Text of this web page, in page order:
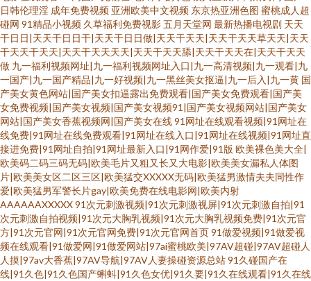
日韩伦理淫 成年免费视频 亚洲欧美中文视频 东京热亚洲色图 蜜桃成人超
碰网 91精品小视频 久草福利免费视影五月天堂网 最新热播电视剧 天天
干日日|天天干日日干|天天干日日做|天天干天天|天天干天天草天天|天天
干天天干天天|天天干天天天天|天天干天天舔|天天干天天在|天天干天天
做 九一福利视频网址|九一福利视频网址入口|九一高清视频|九一观看|九
一国产|九一国产精品|九一好视频|九一黑丝美女抠逼|九一后入|九一黄 国
产美女黄色网站|国产美女扣逼露出免费观看|国产美女免费观看|国产美
女免费视频|国产美女视频|国产美女视频91|国产美女视频网站|国产美女
网站|国产美女香蕉视频网|国产美女在线91网址在线观看视频|91网址在
线免费|91网址在线免费观看|91网址在线入口|91网址在线视频|91网址直
接进免费|91网址自拍|91网址最新入口|91网作爱|91版 欧美裸色美大全|
欧美码二码三码无码|欧美毛片又粗又长又大电影|欧美美女漏私人体图
片|欧美美女区二区三区|欧美猛交XXXXX无码|欧美猛男激情夫夫同性作
爱|欧美猛男军警长片gay|欧美免费在线电影网|欧美内射
AAAAAAXXXXX91次元刺激视频|91次元刺激视屏|91次元刺激自拍|91
次元刺激自拍视频|91次元大胸乳视频|91次元大胸乳视频免费|91次元官
方|91次元官网|91次元官网免费|91次元官网首页91做爱视频|91做爱视
频在线观看|91做爱网|91做爱网站|97ai蜜桃欧美|97AV超碰|97AV超碰人
人摸|97av大香蕉|97AV导航|97AV人妻操碰资源总站91久碰国产在
线|91久色|91久色国产蝌蚪|91久色女优|91久要|91久在线观看|91久在线